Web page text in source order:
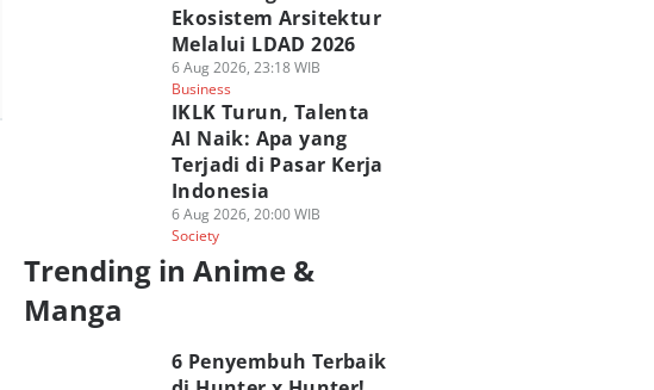
Ekosistem Arsitektur
Melalui LDAD 2026
6 Aug 2026, 23:18 WIB
Business
IKLK Turun, Talenta
AI Naik: Apa yang
Terjadi di Pasar Kerja
Indonesia
6 Aug 2026, 20:00 WIB
Society
Trending in Anime &
Manga
6 Penyembuh Terbaik